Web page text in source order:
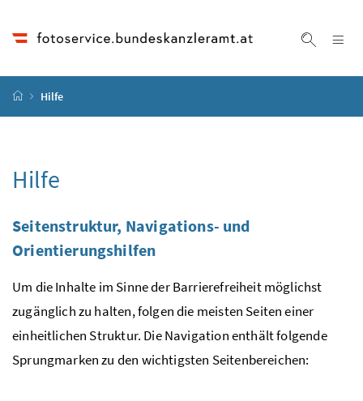
Startseite
Hilfe
Hilfe
Seitenstruktur, Navigations- und
Orientierungshilfen
Um die Inhalte im Sinne der Barrierefreiheit möglichst
zugänglich zu halten, folgen die meisten Seiten einer
einheitlichen Struktur. Die Navigation enthält folgende
Sprungmarken zu den wichtigsten Seitenbereichen: